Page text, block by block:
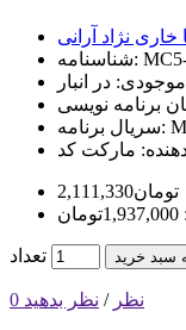
نژاد آرانی
شناسنامه:
موجودی: در انبار
سریال برنامه:
مارکت کد
2,111,330تومان
تعداد سبد خرید
0 نظر / نظر بدهید